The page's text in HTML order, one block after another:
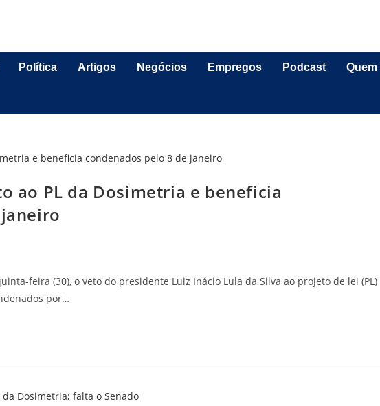
Política Artigos Negócios Empregos Podcast
ao PL da Dosimetria e beneficia
feira (30), o veto do presidente Luiz Inácio Lula da Silva ao projeto de lei (PL)
por…